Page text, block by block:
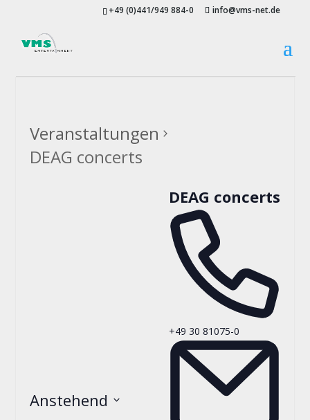
+49 (0)441/949 884-0 info@vms-net.de
Veranstaltungen
DEAG concerts
DEAG concerts
+49 30 81075-0
Anstehend